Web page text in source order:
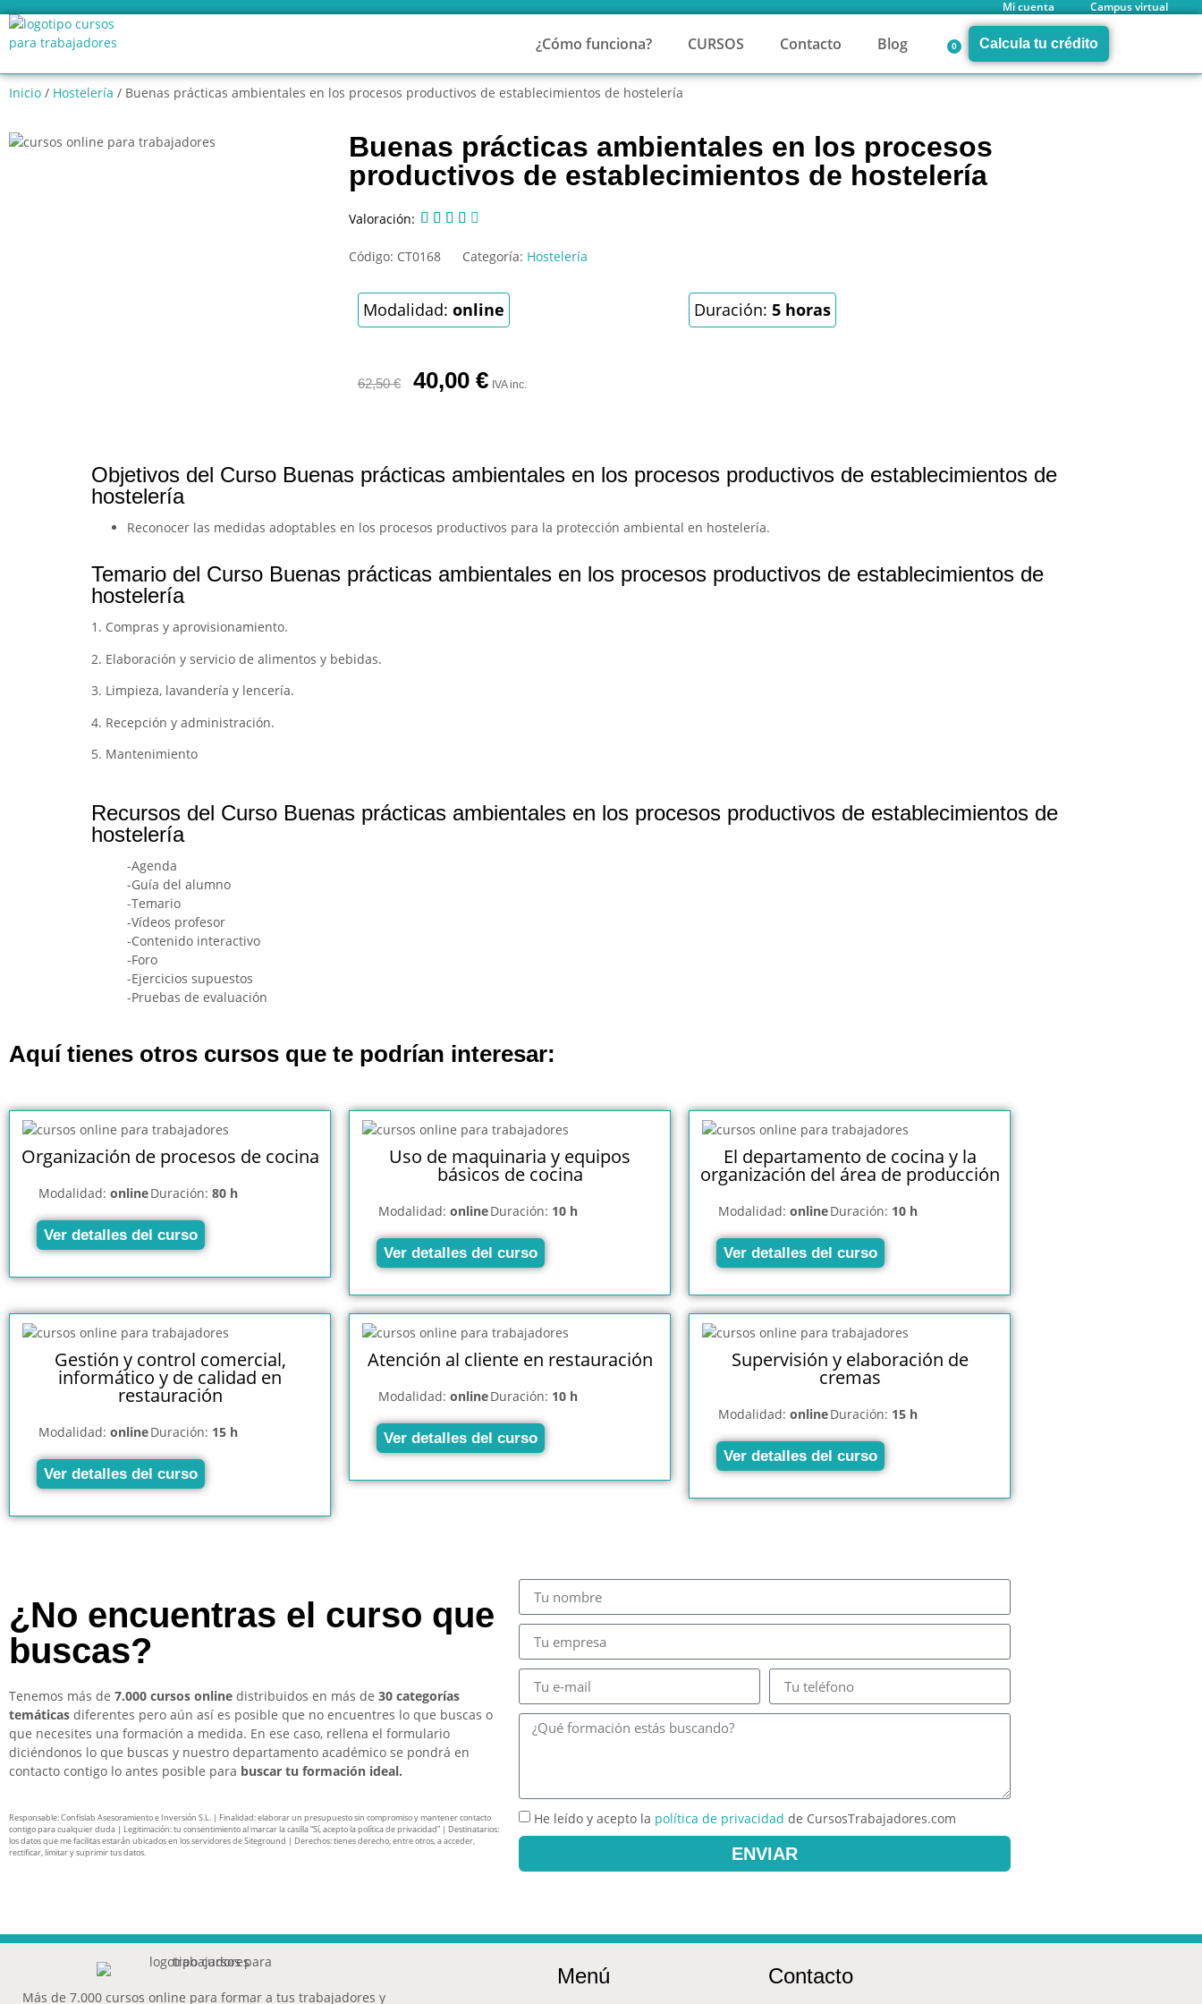
Mi cuenta Campus virtual
¿Cómo funciona? CURSOS Contacto Blog 0 Calcula tu crédito
Inicio / Hostelería / Buenas prácticas ambientales en los procesos productivos de establecimientos de hostelería
Buenas prácticas ambientales en los procesos
productivos de establecimientos de hostelería
Valoración:     
Código: CT0168 Categoría: Hostelería
Modalidad: online Duración: 5 horas
62,50€ 40,00 € IVA inc.
Objetivos del Curso Buenas prácticas ambientales en los procesos productivos de establecimientos de
hostelería
Reconocer las medidas adoptables en los procesos productivos para la protección ambiental en hostelería.
Temario del Curso Buenas prácticas ambientales en los procesos productivos de establecimientos de
hostelería
1. Compras y aprovisionamiento.
2. Elaboración y servicio de alimentos y bebidas.
3. Limpieza, lavandería y lencería.
4. Recepción y administración.
5. Mantenimiento
Recursos del Curso Buenas prácticas ambientales en los procesos productivos de establecimientos de
hostelería
-Agenda
-Guía del alumno
-Temario
-Vídeos profesor
-Contenido interactivo
-Foro
-Ejercicios supuestos
-Pruebas de evaluación
Aquí tienes otros cursos que te podrían interesar:
Organización de procesos de cocina
Modalidad: onlineDuración: 80 h
Ver detalles del curso
Uso de maquinaria y equipos
básicos de cocina
Modalidad: onlineDuración: 10 h
Ver detalles del curso
El departamento de cocina y la
organización del área de producción
Modalidad: onlineDuración: 10 h
Ver detalles del curso
Gestión y control comercial,
informático y de calidad en
restauración
Modalidad: onlineDuración: 15 h
Ver detalles del curso
Atención al cliente en restauración
Modalidad: onlineDuración: 10 h
Ver detalles del curso
Supervisión y elaboración de
cremas
Modalidad: onlineDuración: 15 h
Ver detalles del curso
¿No encuentras el curso que
buscas?
Tenemos más de 7.000 cursos online distribuidos en más de 30 categorías
temáticas diferentes pero aún así es posible que no encuentres lo que buscas o
que necesites una formación a medida. En ese caso, rellena el formulario
diciéndonos lo que buscas y nuestro departamento académico se pondrá en
contacto contigo lo antes posible para buscar tu formación ideal.
Responsable: Confislab Asesoramiento e Inversión S.L. | Finalidad: elaborar un presupuesto sin compromiso y mantener contacto
contigo para cualquier duda | Legitimación: tu consentimiento al marcar la casilla “Sí, acepto la política de privacidad” | Destinatarios:
los datos que me facilitas estarán ubicados en los servidores de Siteground | Derechos: tienes derecho, entre otros, a acceder,
rectificar, limitar y suprimir tus datos.
He leído y acepto la política de privacidad de CursosTrabajadores.com
ENVIAR
Más de 7.000 cursos online para formar a tus trabajadores y
Menú Contacto